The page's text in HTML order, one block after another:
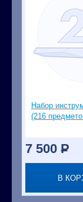
Набор
(216
7 500 P
В